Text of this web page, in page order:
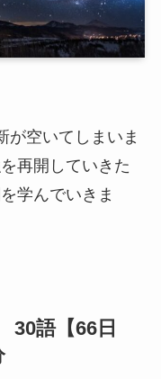
が空いてしまいま
再開していきた
学んでいきま
語【66日